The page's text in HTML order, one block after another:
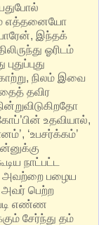
எத்தனையோ
இந்தக்
ஓரிடம்
நிலம் இவை
தவிர
உதவியால்,
‘உபசர்க்கம்’
நாட்பட்ட
அவற்றை பழைய
அவர் பெற்ற
எண்ண
சேர்ந்து தம்